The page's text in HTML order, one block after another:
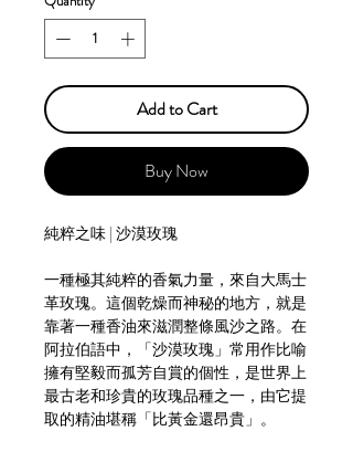
Add to Cart
Buy Now
純粹之味 | 沙漠玫瑰
一種極其純粹的香氣力量，來自大馬士
革玫瑰。這個乾燥而神秘的地方，就是
靠著一種香油來滋潤整條風沙之路。在
阿拉伯語中，「沙漠玫瑰」常用作比喻
擁有堅毅而孤芳自賞的個性，是世界上
最古老和珍貴的玫瑰品種之一，由它提
取的精油堪稱「比黃金還昂貴」。